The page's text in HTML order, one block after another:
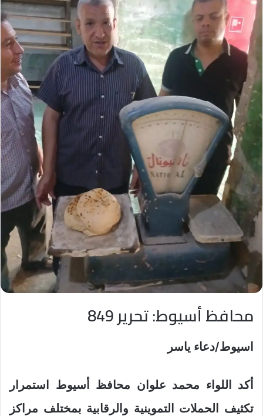
محافظ أسيوط: تحرير 849
اسيوط/دعاء ياسر
أكد اللواء محمد علوان محافظ أسيوط استمرار
تكثيف الحملات التموينية والرقابية بمختلف مراكز